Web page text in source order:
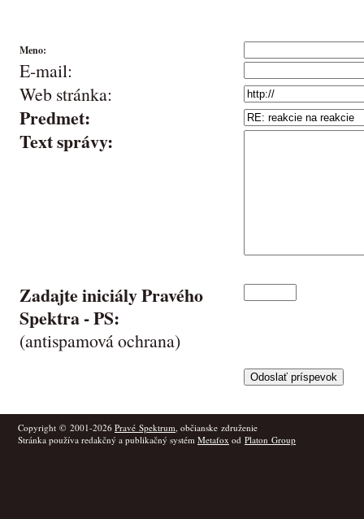
Meno:
E-mail:
Web stránka:
Predmet:
Text správy:
Zadajte iniciály Pravého
Spektra -PS:
(antispamová ochrana)
Copyright © 2001-2026 Pravé Spektrum, občianske združenie
Stránka používa redakčný a publikačný systém Metafox od Platon Group